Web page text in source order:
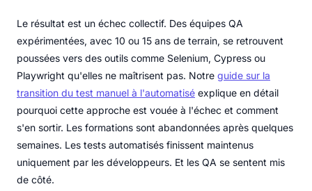
Le résultat est un échec collectif. Des équipes QA
expérimentées, avec 10 ou 15 ans de terrain, se retrouvent
poussées vers des outils comme Selenium, Cypress ou
Playwright qu'elles ne maîtrisent pas. Notre guide sur la
transition du test manuel à l'automatisé explique en détail
pourquoi cette approche est vouée à l'échec et comment
s'en sortir. Les formations sont abandonnées après quelques
semaines. Les tests automatisés finissent maintenus
uniquement par les développeurs. Et les QA se sentent mis
de côté.